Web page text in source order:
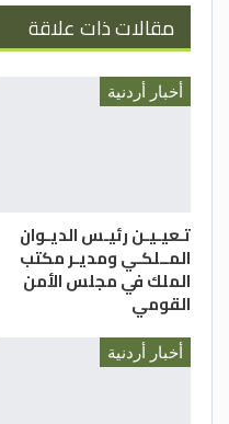
مقالات ذات علاقة
أخبار أردنية
تـعيـيـن رئيـس الديـوان
المــلكـي ومديـر مكتب
الملك في مجلس الأمن
القومي
أخبار أردنية